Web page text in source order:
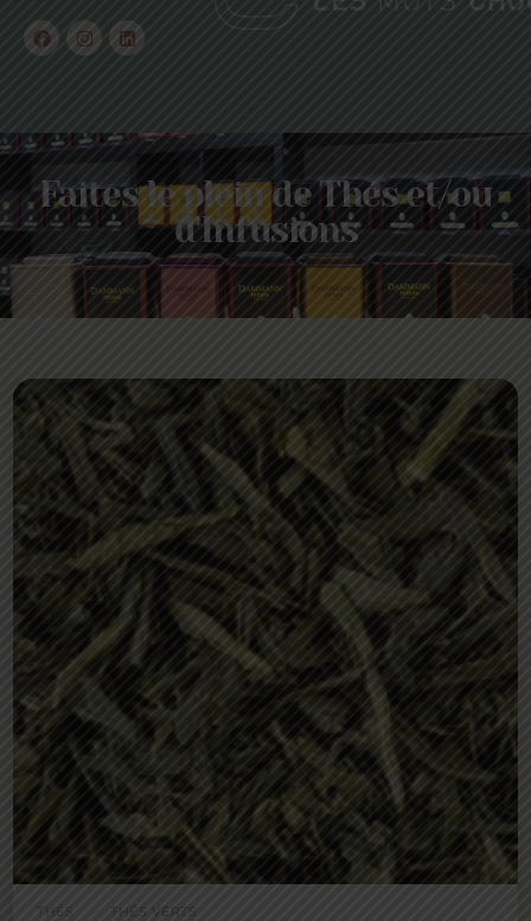
Faites le plein de Thés et/ou
d'Infusions
THÉS THÉS VERTS